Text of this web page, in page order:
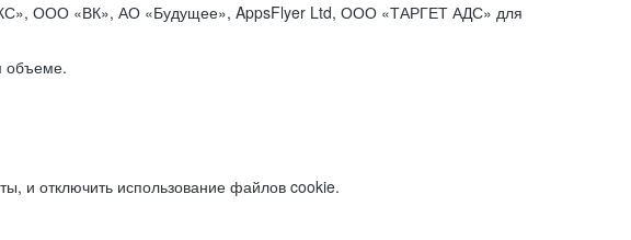
ООО «ВК», АО «Будущее», AppsFlyer Ltd, ООО «ТАРГЕТ АДС» для
объеме.
и отключить использование файлов cookie.